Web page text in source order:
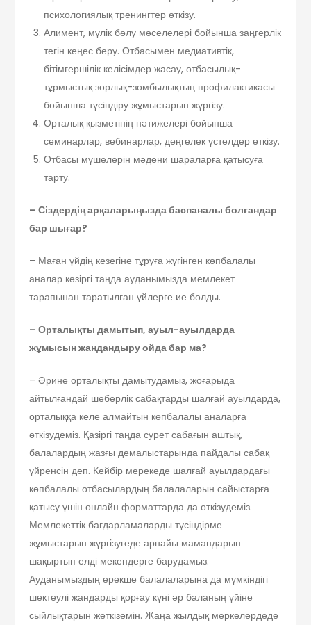
психологиялық тренингтер өткізу.
Алимент, мүлік бөлу мәселелері бойынша заңгерлік
тегін кеңес беру. Отбасымен медиативтік,
бітімгершілік келісімдер жасау, отбасылық-
тұрмыстық зорлық-зомбылықтың профилактикасы
бойынша түсіндіру жұмыстарын жүргізу.
Орталық қызметінің нәтижелері бойынша
семинарлар, вебинарлар, дөңгелек үстелдер өткізу.
Отбасы мүшелерін мәдени шараларға қатысуға
тарту.
– Сіздердің арқаларыңызда баспаналы болғандар
бар шығар?
– Маған үйдің кезегіне тұруға жүгінген көпбалалы
аналар кәзіргі таңда ауданымызда мемлекет
тарапынан таратылған үйлерге ие болды.
– Орталықты дамытып, ауыл-ауылдарда
жұмысын жандандыру ойда бар ма?
– Әрине орталықты дамытудамыз, жоғарыда
айтылғандай шеберлік сабақтарды шалғай ауылдарда,
орталыққа келе алмайтын көпбалалы аналарға
өткізудеміз. Қазіргі таңда сурет сабағын аштық,
балалардың жазғы демалыстарында пайдалы сабақ
үйренсін деп. Кейбір мерекеде шалғай ауылдардағы
көпбалалы отбасылардың балалаларын сайыстарға
қатысу үшін онлайн форматтарда да өткізудеміз.
Мемлекеттік бағдарламаларды түсіндірме
жұмыстарын жүргізугеде арнайы мамандарын
шақыртып елді мекендерге барудамыз.
Ауданымыздың ерекше балалаларына да мүмкіндігі
шектеулі жандарды қорғау күні әр баланың үйіне
сыйлықтарын жеткіземін. Жаңа жылдық меркелердеде